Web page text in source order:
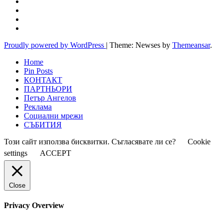
Proudly powered by WordPress | Theme: Newses by Themeansar.
Home
Pin Posts
КОНТАКТ
ПАРТНЬОРИ
Петър Ангелов
Реклама
Социални мрежи
СЪБИТИЯ
Този сайт използва бисквитки. Съгласявате ли се?
Cookie
settings
ACCEPT
Close
Privacy Overview